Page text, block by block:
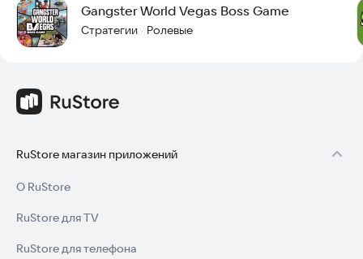
Gangster World Vegas Boss Game
Стратегии · Ролевые
RuStore магазин приложений
О RuStore
RuStore для TV
RuStore для телефона